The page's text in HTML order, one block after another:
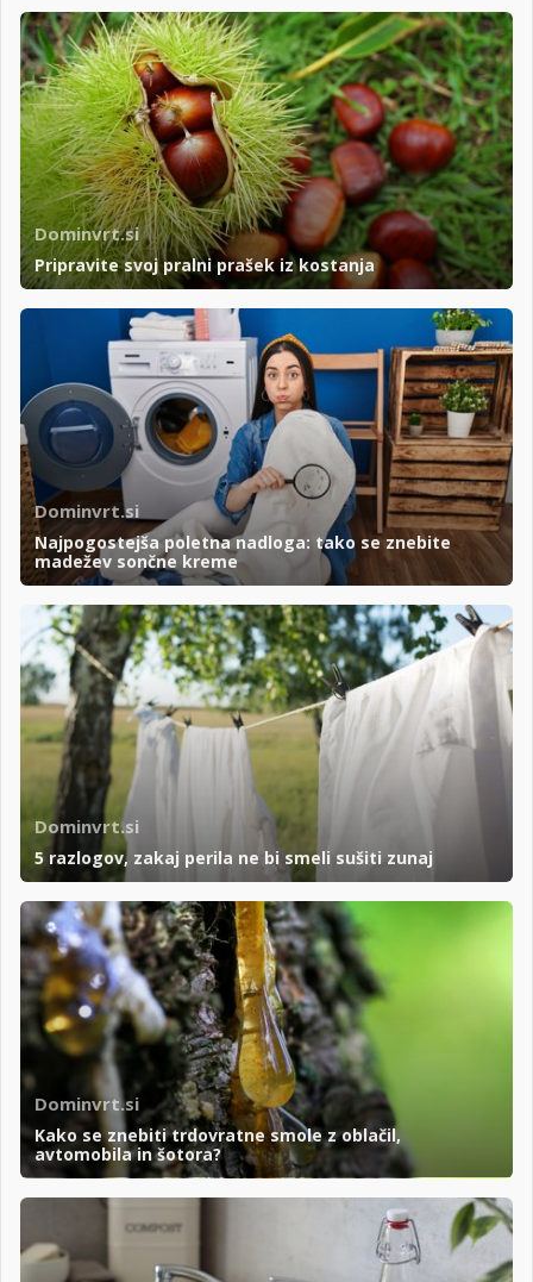
Dominvrt.si
Pripravite svoj pralni prašek iz kostanja
Dominvrt.si
Najpogostejša poletna nadloga: tako se znebite
madežev sončne kreme
Dominvrt.si
5 razlogov, zakaj perila ne bi smeli sušiti zunaj
Dominvrt.si
Kako se znebiti trdovratne smole z oblačil,
avtomobila in šotora?